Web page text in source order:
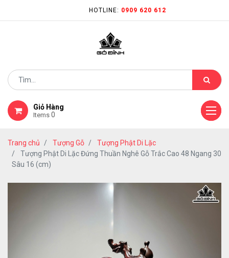
HOTLINE: 0909 620 612
Giỏ Hàng
Items 0
Trang chủ Tượng Gỗ
Tượng Phật Di Lặc
Tượng Phật Di Lặc Đứng Thuần Nghê Gỗ Trắc Cao 48 Ngang 30
Sâu 16 (cm)